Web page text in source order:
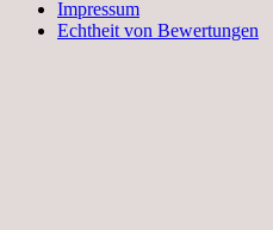
Impressum
Echtheit von Bewertungen